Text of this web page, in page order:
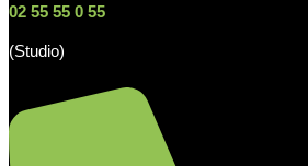
02 55 55 0 55
(Studio)